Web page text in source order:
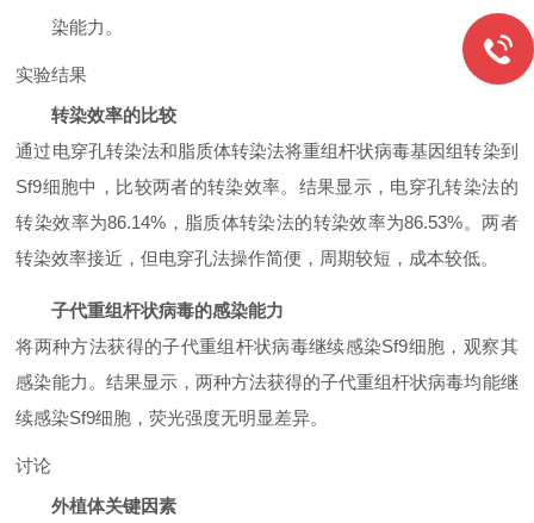
染能力。
实验结果
转染效率的比较
通过电穿孔转染法和脂质体转染法将重组杆状病毒基因组转染到
Sf9细胞中，比较两者的转染效率。结果显示，电穿孔转染法的
转染效率为86.14%，脂质体转染法的转染效率为86.53%。两者
转染效率接近，但电穿孔法操作简便，周期较短，成本较低。
子代重组杆状病毒的感染能力
将两种方法获得的子代重组杆状病毒继续感染Sf9细胞，观察其
感染能力。结果显示，两种方法获得的子代重组杆状病毒均能继
续感染Sf9细胞，荧光强度无明显差异。
讨论
外植体关键因素